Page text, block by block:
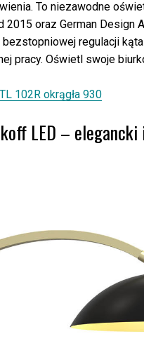
To niezawodne
oraz German Design
regulacji
pracy. Oświetl swoje
102R okrągła 930
LED –